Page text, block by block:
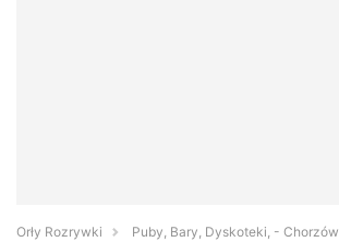
Orły Rozrywki
Puby, Bary, Dyskoteki, - Chorzów